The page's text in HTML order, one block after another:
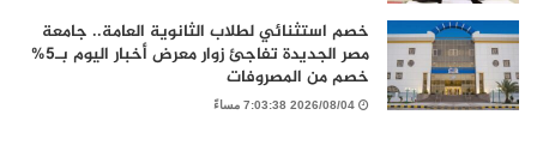
خصم استثنائي لطلاب الثانوية العامة.. جامعة
مصر الجديدة تفاجئ زوار معرض أخبار اليوم بـ5%
خصم من المصروفات
2026/08/04 7:03:38 مساءً